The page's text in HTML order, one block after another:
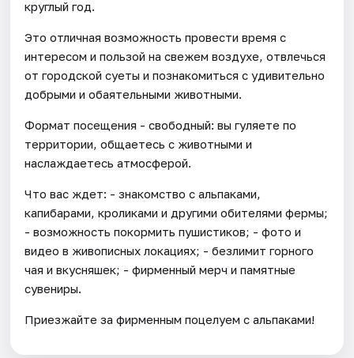
круглый год.
Это отличная возможность провести время с
интересом и пользой на свежем воздухе, отвлечься
от городской суеты и познакомиться с удивительно
добрыми и обаятельными животными.
Формат посещения - свободный: вы гуляете по
территории, общаетесь с животными и
наслаждаетесь атмосферой.
Что вас ждет: - знакомство с альпаками,
капибарами, кроликами и другими обителями фермы;
- возможность покормить пушистиков; - фото и
видео в живописных локациях; - безлимит горного
чая и вкусняшек; - фирменный мерч и памятные
сувениры.
Приезжайте за фирменным поцелуем с альпаками!